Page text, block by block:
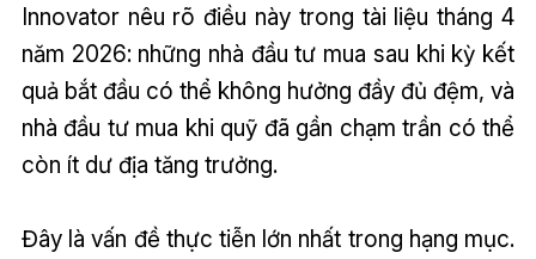
Innovator nêu rõ điều này trong tài liệu tháng 4
năm 2026: những nhà đầu tư mua sau khi kỳ kết
quả bắt đầu có thể không hưởng đầy đủ đệm, và
nhà đầu tư mua khi quỹ đã gần chạm trần có thể
còn ít dư địa tăng trưởng.
Đây là vấn đề thực tiễn lớn nhất trong hạng mục.